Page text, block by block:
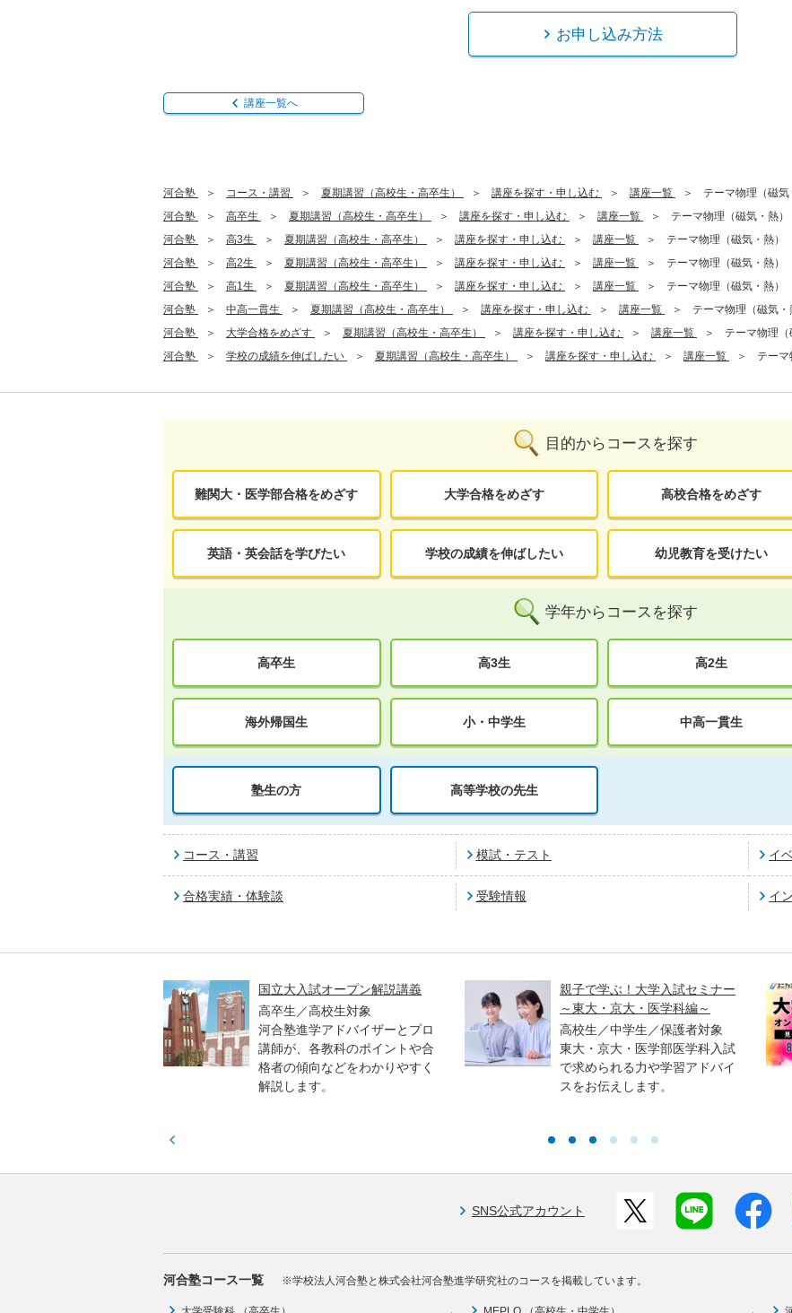
お申し込み方法
講座一覧へ
河合塾 コース・講習 夏期講習（高校生・高卒生） 講座を探す・申し込む 講座一覧
テーマ物理（磁気
河合塾
高卒生 夏期講習（高校生・高卒生） 講座を探す・申し込む 講座一覧
テーマ物理（磁気・熱）
河合塾
高3生 夏期講習（高校生・高卒生） 講座を探す・申し込む 講座一覧
テーマ物理（磁気・熱）
河合塾
高2生 夏期講習（高校生・高卒生） 講座を探す・申し込む 講座一覧
テーマ物理（磁気・熱）
河合塾
高1生 夏期講習（高校生・高卒生） 講座を探す・申し込む 講座一覧
テーマ物理（磁気・熱）
河合塾
中高一貫生 夏期講習（高校生・高卒生） 講座を探す・申し込む 講座一覧
テーマ物理（磁気・
河合塾
大学合格をめざす 夏期講習（高校生・高卒生） 講座を探す・申し込む 講座一覧
テーマ物理（
河合塾
学校の成績を伸ばしたい 夏期講習（高校生・高卒生） 講座を探す・申し込む 講座一覧 テーマ
目的からコースを探す
難関大・医学部合格をめざす 大学合格をめざす 高校合格をめざす
英語・英会話を学びたい 学校の成績を伸ばしたい 幼児教育を受けたい
学年からコースを探す
高卒生 高3生 高2生
海外帰国生 小・中学生 中高一貫生
塾生の方 高等学校の先生
コース・講習 模試・テスト イ
合格実績・体験談 受験情報 イ
国立大入試オープン解説講義
高卒生／高校生対象
河合塾進学アドバイザーとプロ
講師が、各教科のポイントや合
格者の傾向などをわかりやすく
解説します。
親子で学ぶ！大学入試セミナー
～東大・京大・医学科編～
高校生／中学生／保護者対象
東大・京大・医学部医学科入試
で求められる力や学習アドバイ
スをお伝えします。
SNS公式アカウント
河合塾コース一覧 ※学校法人河合塾と株式会社河合塾進学研究社のコースを掲載しています。